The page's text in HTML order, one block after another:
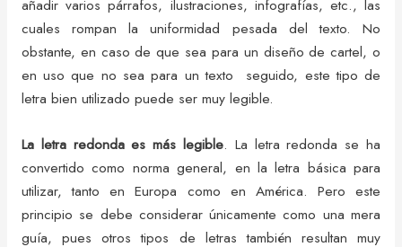
añadir varios párrafos, ilustraciones, infografías, etc., las
cuales rompan la uniformidad pesada del texto. No
obstante, en caso de que sea para un diseño de cartel, o
en uso que no sea para un texto seguido, este tipo de
letra bien utilizado puede ser muy legible.
La letra redonda es más legible. La letra redonda se ha
convertido como norma general, en la letra básica para
utilizar, tanto en Europa como en América. Pero este
principio se debe considerar únicamente como una mera
guía, pues otros tipos de letras también resultan muy